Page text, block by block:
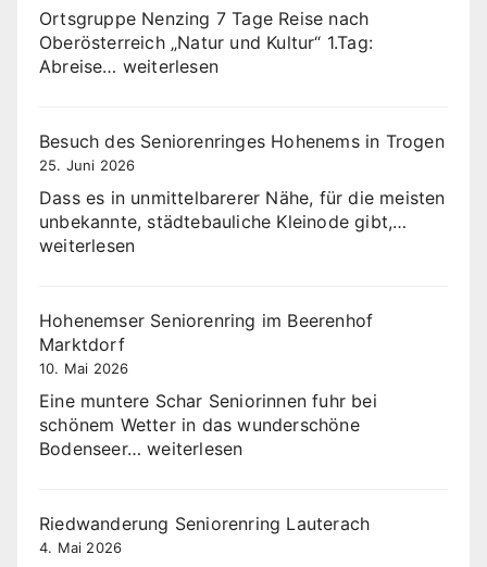
Ortsgruppe Nenzing 7 Tage Reise nach
Oberösterreich „Natur und Kultur“ 1.Tag:
Abreise… Vorarlberger
weiterlesen
Besuch des Seniorenringes Hohenems in Trogen
25. Juni 2026
Dass es in unmittelbarerer Nähe, für die meisten
unbekannte, städtebauliche Kleinode gibt,…
weiterlesen
Hohenemser Seniorenring im Beerenhof
Marktdorf
10. Mai 2026
Eine muntere Schar Seniorinnen fuhr bei
schönem Wetter in das wunderschöne
Bodenseer…Hohenemser
Beerenhof
weiterlesen
Riedwanderung Seniorenring Lauterach
4. Mai 2026